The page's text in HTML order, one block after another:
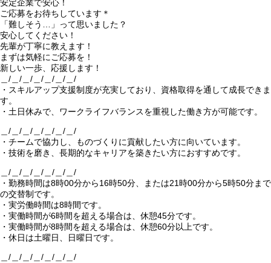
安定企業で安心！
ご応募をお待ちしています＊
「難しそう…」って思いました？
安心してください！
先輩が丁寧に教えます！
まずは気軽にご応募を！
新しい一歩、応援します！
＿/＿/＿/＿/＿/＿/＿/
・スキルアップ支援制度が充実しており、資格取得を通して成長できま
す。
・土日休みで、ワークライフバランスを重視した働き方が可能です。
＿/＿/＿/＿/＿/＿/＿/
・チームで協力し、ものづくりに貢献したい方に向いています。
・技術を磨き、長期的なキャリアを築きたい方におすすめです。
＿/＿/＿/＿/＿/＿/＿/
・勤務時間は8時00分から16時50分、または21時00分から5時50分まで
の交替制です。
・実労働時間は8時間です。
・実働時間が6時間を超える場合は、休憩45分です。
・実働時間が8時間を超える場合は、休憩60分以上です。
・休日は土曜日、日曜日です。
＿/＿/＿/＿/＿/＿/＿/